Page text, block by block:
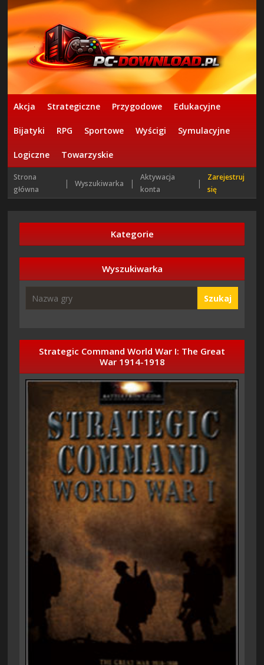
Akcja Strategiczne Przygodowe Edukacyjne
Bijatyki RPG Sportowe Wyścigi Symulacyjne
Logiczne Towarzyskie
Strona
główna
| Wyszukiwarka |
Aktywacja
konta
|
Zarejestruj
się
Kategorie
Wyszukiwarka
Szukaj
Strategic Command World War I: The Great
War 1914-1918